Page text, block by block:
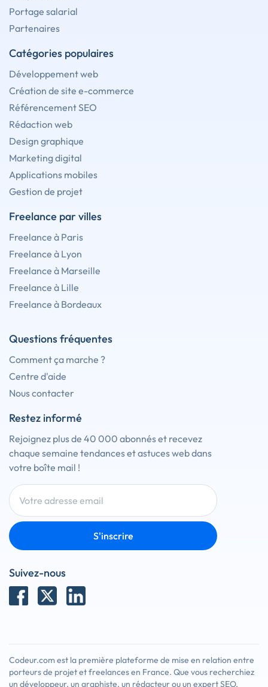
Portage salarial
Partenaires
Catégories populaires
Développement web
Création de site e-commerce
Référencement SEO
Rédaction web
Design graphique
Marketing digital
Applications mobiles
Gestion de projet
Freelance par villes
Freelance à Paris
Freelance à Lyon
Freelance à Marseille
Freelance à Lille
Freelance à Bordeaux
Questions fréquentes
Comment ça marche ?
Centre d'aide
Nous contacter
Restez informé
Rejoignez plus de 40 000 abonnés et recevez
chaque semaine tendances et astuces web dans
votre boîte mail !
S'inscrire
Suivez-nous
Codeur.com est la première plateforme de mise en relation entre
porteurs de projet et freelances en France. Que vous recherchiez
un développeur, un graphiste, un rédacteur ou un expert SEO,